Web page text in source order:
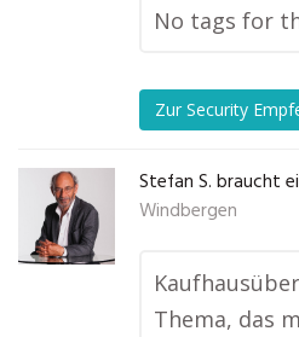
No tags for
Zur Security
Stefan S. braucht
Windbergen
Thema, das